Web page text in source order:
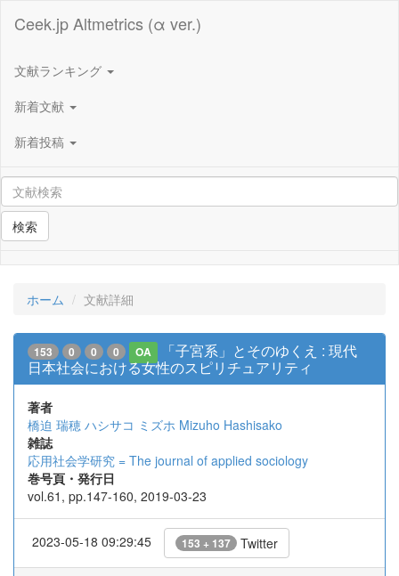
Ceek.jp Altmetrics (α ver.)
文献ランキング
新着文献
新着投稿
検索
ホーム 文献詳細
153 0 0 0 OA
「子宮系」とそのゆくえ : 現代
日本社会における女性のスピリチュアリティ
著者
橋迫 瑞穂 ハシサコ ミズホ Mizuho Hashisako
雑誌
応用社会学研究 = The journal of applied sociology
巻号頁・発行日
vol.61, pp.147-160, 2019-03-23
2023-05-18 09:29:45 153 + 137 Twitter